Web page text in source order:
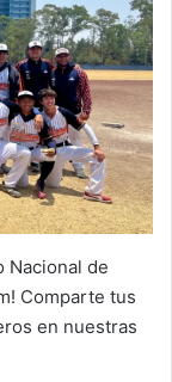
Nacional de
Comparte tus
en nuestras